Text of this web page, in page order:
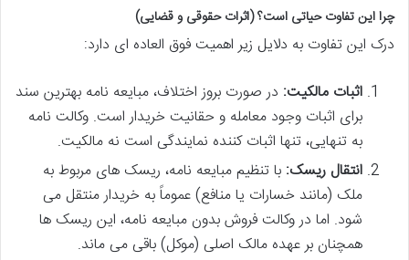
چرا این تفاوت حیاتی است؟ (اثرات حقوقی و قضایی)
درک این تفاوت به دلایل زیر اهمیت فوق العاده ای دارد:
اثبات مالکیت: در صورت بروز اختلاف، مبایعه نامه بهترین سند
برای اثبات وجود معامله و حقانیت خریدار است. وکالت نامه
به تنهایی، تنها اثبات کننده نمایندگی است نه مالکیت.
انتقال ریسک: با تنظیم مبایعه نامه، ریسک های مربوط به
ملک (مانند خسارات یا منافع) عموماً به خریدار منتقل می
شود. اما در وکالت فروش بدون مبایعه نامه، این ریسک ها
همچنان بر عهده مالک اصلی (موکل) باقی می ماند.